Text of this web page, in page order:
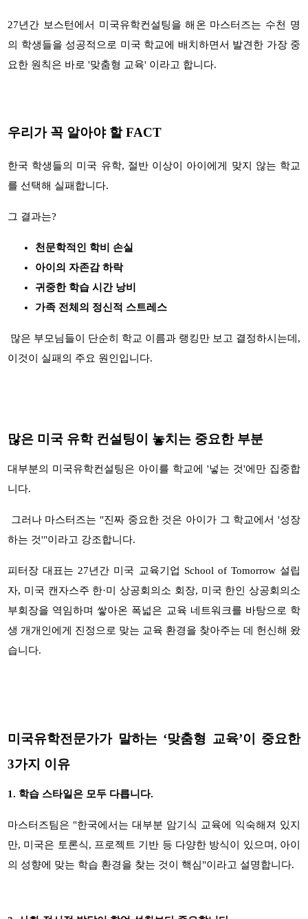
27년간 보스턴에서 미국유학컨설팅을 해온 마스터즈는 수천 명
의 학생들을 성공적으로 미국 학교에 배치하면서 발견한 가장 중
요한 원칙은 바로 '맞춤형 교육' 이라고 합니다.
우리가 꼭 알아야 할FACT
한국 학생들의 미국 유학, 절반 이상이 아이에게 맞지 않는 학교
를 선택해 실패합니다.
그 결과는?
천문학적인 학비 손실
아이의 자존감 하락
귀중한 학습 시간 낭비
가족 전체의 정신적 스트레스
많은 부모님들이 단순히 학교 이름과 랭킹만 보고 결정하시는데 ,
이것이 실패의 주요 원인입니다.
많은 미국 유학 컨설팅이 놓치는 중요한 부분
대부분의 미국유학컨설팅은 아이를 학교에 '넣는 것'에만 집중합
니다.
그러나 마스터즈는 "진짜 중요한 것은 아이가 그 학교에서 '성장
하는 것'"이라고 강조합니다.
피터장 대표는 27년간 미국 교육기업 School of Tomorrow 설립
자, 미국 캔자스주 한·미 상공회의소 회장, 미국 한인 상공회의소
부회장을 역임하며 쌓아온 폭넓은 교육 네트워크를 바탕으로 학
생 개개인에게 진정으로 맞는 교육 환경을 찾아주는 데 헌신해 왔
습니다.
미국유학전문가가 말하는 ‘맞춤형 교육’이 중요한
3가지 이유
1️. 학습 스타일은 모두 다릅니다.
마스터즈팀은 "한국에서는 대부분 암기식 교육에 익숙해져 있지
만, 미국은 토론식, 프로젝트 기반 등 다양한 방식이 있으며, 아이
의 성향에 맞는 학습 환경을 찾는 것이 핵심"이라고 설명합니다.